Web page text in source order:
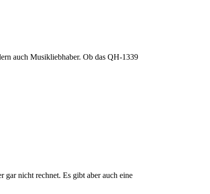
auch Musikliebhaber. Ob das QH-1339
gar nicht rechnet. Es gibt aber auch eine